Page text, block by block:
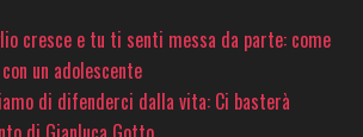
cresce e tu ti senti messa da parte: come
un adolescente
di difenderci dalla vita: Ci basterà